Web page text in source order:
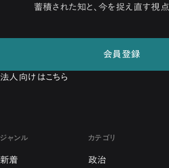
蓄積された知と、今を捉え直す視点
会員登録
法人向けはこちら
ジャンル
新着
カテゴリ
政治